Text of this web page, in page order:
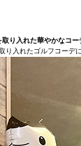
り入れた華やかなコー
入れたゴルフコーデ